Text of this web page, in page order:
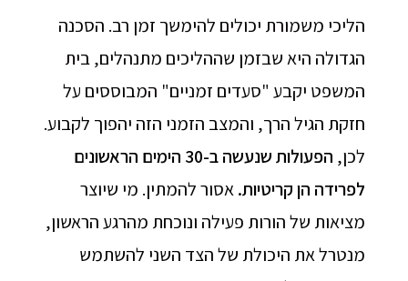
הליכי משמורת יכולים להימשך זמן רב. הסכנה
הגדולה היא שבזמן שההליכים מתנהלים, בית
המשפט יקבע "סעדים זמניים" המבוססים על
חזקת הגיל הרך, והמצב הזמני הזה יהפוך לקבוע.
לכן,
הפעולות שנעשה ב-30 הימים הראשונים
לפרידה הן קריטיות.אסור להמתין. מי שיוצר
מציאות של הורות פעילה ונוכחת מהרגע הראשון,
מנטרל את היכולת של הצד השני להשתמש